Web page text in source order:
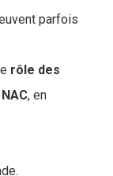
parfois
rôle des
, en